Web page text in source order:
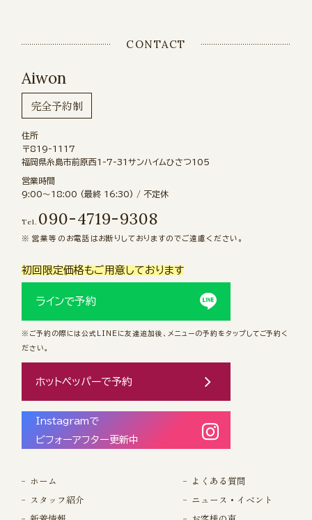
CONTACT
Aiwon
完全予約制
住所
〒819-1117
福岡県糸島市前原西1-7-31サンハイムひさつ105
営業時間
9:00〜18:00 (最終 16:30) / 不定休
Tel. 090-4719-9308
営業等のお電話はお断りしておりますのでご遠慮ください。
初回限定価格もご用意しております
ラインで予約
※ご予約の際には公式LINEに友達追加後、メニューの予約をタップしてご予約く
ださい。
ホットペッパーで予約
Instagramで
ビフォーアフター更新中
ホーム
スタッフ紹介
よくある質問
ニュース・イベント